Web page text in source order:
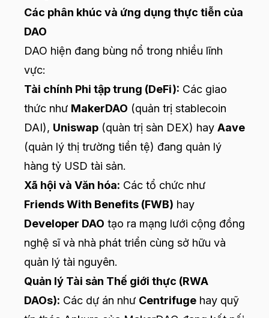
Các phân khúc và ứng dụng thực tiễn của
DAO
DAO hiện đang bùng nổ trong nhiều lĩnh
vực:
Tài chính Phi tập trung (DeFi): Các giao
thức như MakerDAO (quản trị stablecoin
DAI), Uniswap (quàn trị sàn DEX) hay Aave
(quản lý thị trường tiền tệ) đang quản lý
hàng tỷ USD tài sản.
Xã hội và Văn hóa: Các tổ chức như
Friends With Benefits (FWB) hay
Developer DAO tạo ra mạng lưới cộng đồng
nghệ sĩ và nhà phát triển cùng sở hữu và
quản lý tài nguyên.
Quản lý Tài sản Thế giới thực (RWA
DAOs): Các dự án như Centrifuge hay quỹ